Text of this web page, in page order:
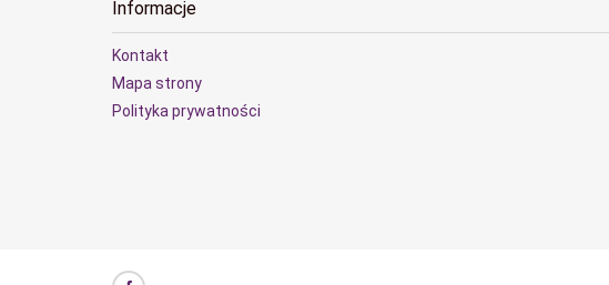
Informacje
Kontakt
Mapa strony
Polityka prywatności